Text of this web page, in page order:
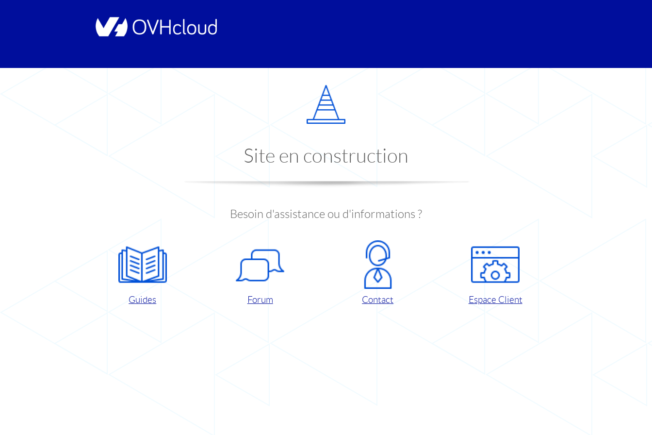
Site en construction
Besoin d'assistance ou d'informations ?
Guides Forum Contact Espace Client